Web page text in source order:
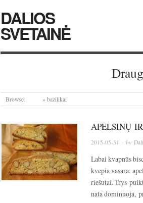
DALIOS
SVETAINĖ
Browse: » bazilikai
APELSINŲ
2015-05-31 · by
Labai kvapnūs
kvepia vasara:
riešutai. Trys
nata dominuoja,